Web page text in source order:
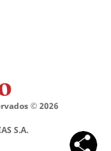
©2026
S.A.